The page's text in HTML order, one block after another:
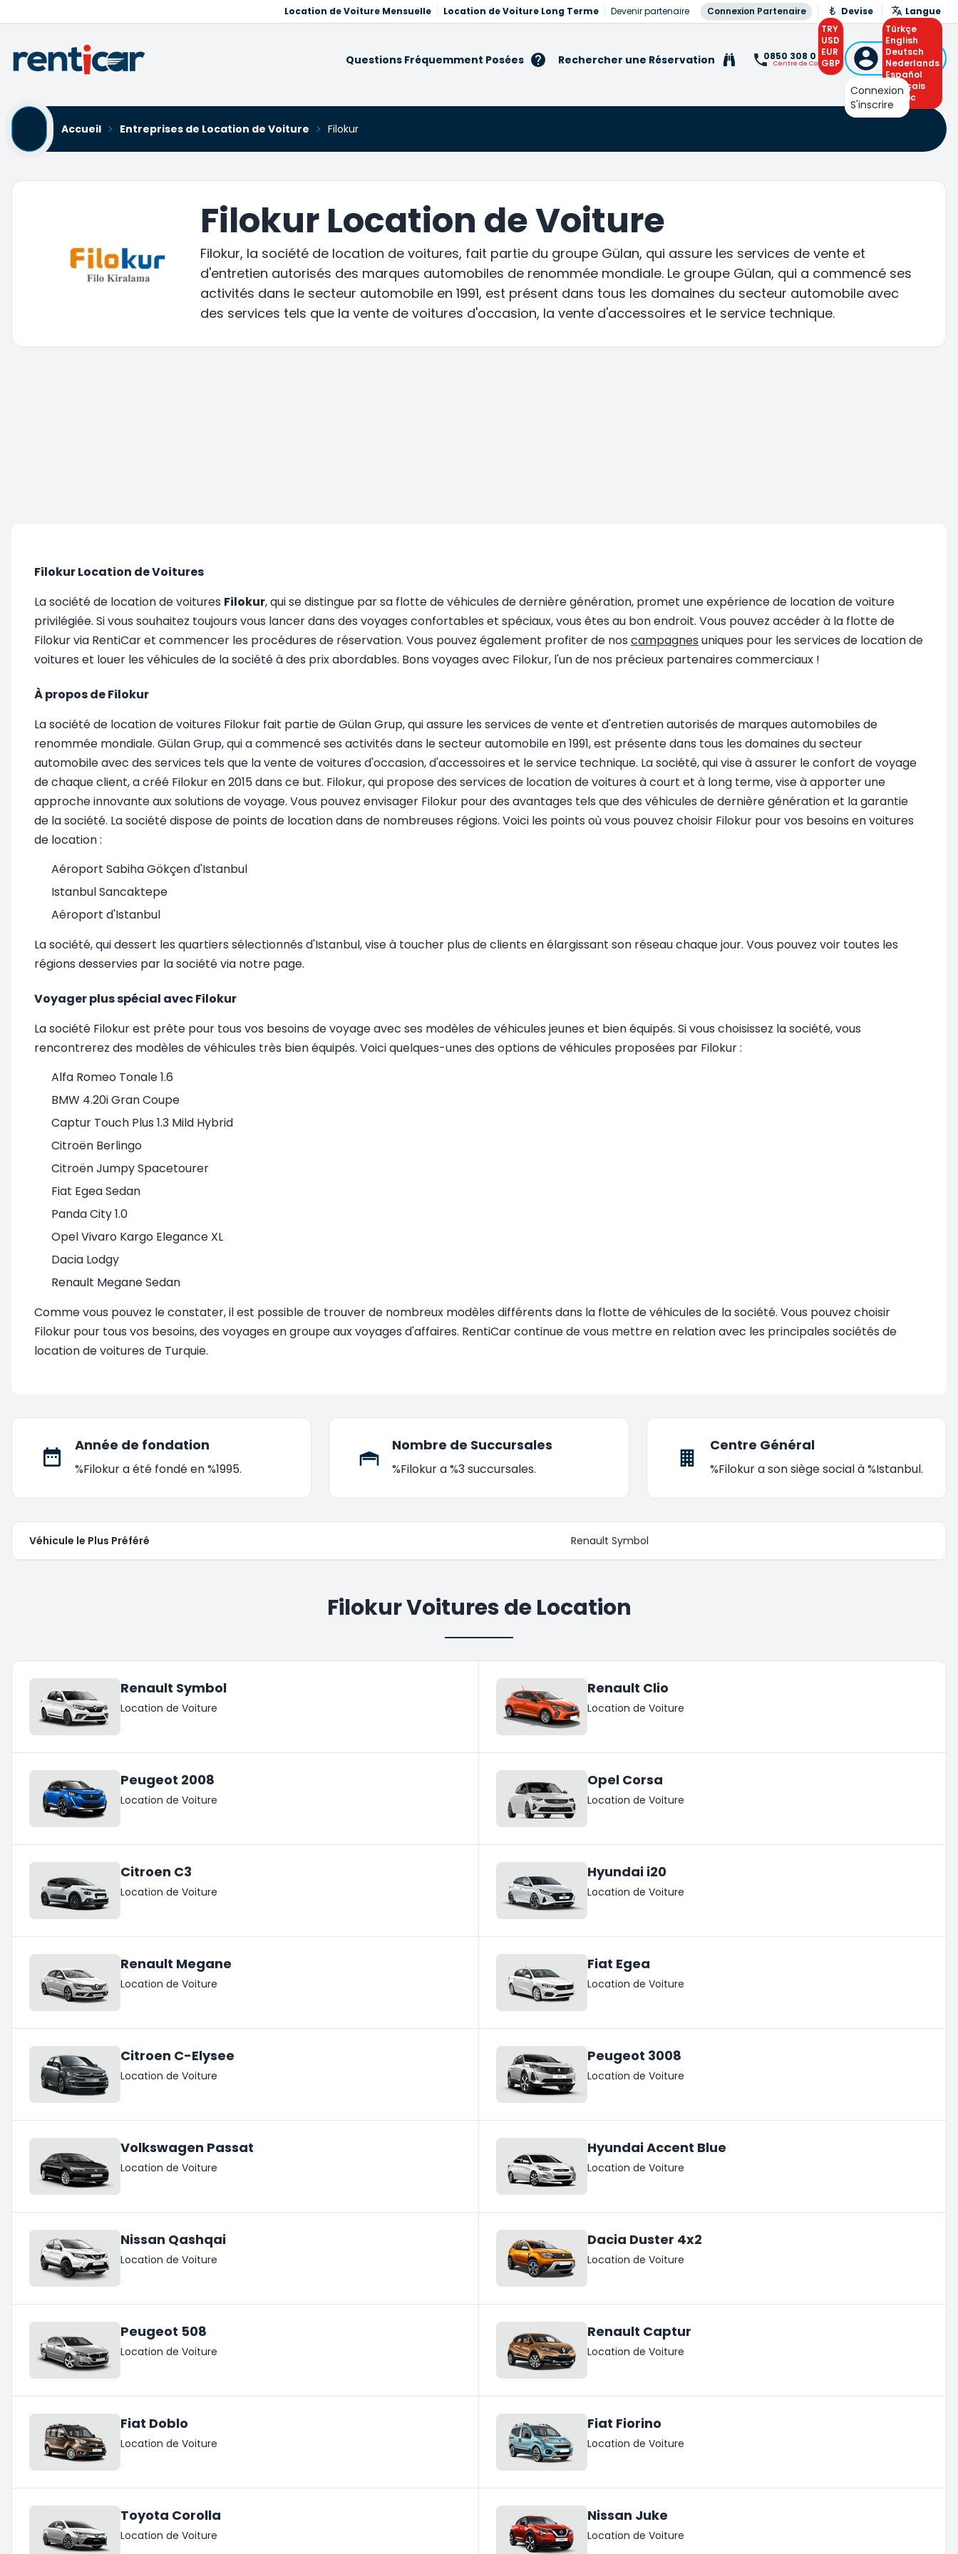
Location de Voiture Mensuelle Location de Voiture Long Terme Devenir partenaire Connexion Partenaire
Devise
TRY
USD
EUR
GBP
Langue
Türkçe
English
Deutsch
Nederlands
Español
Français
Arabic
Questions Fréquemment Posées Rechercher une Réservation 0850 308 0 308
Centre de Contact
Connexion
ou S'inscrire
Connexion
S'inscrire
Accueil
Entreprises de Location de Voiture Filokur
Filokur Location de Voiture
Filokur, la société de location de voitures, fait partie du groupe Gülan, qui assure les services de vente et
d'entretien autorisés des marques automobiles de renommée mondiale. Le groupe Gülan, qui a commencé ses
activités dans le secteur automobile en 1991, est présent dans tous les domaines du secteur automobile avec
des services tels que la vente de voitures d'occasion, la vente d'accessoires et le service technique.
Filokur Location de Voitures
La société de location de voitures Filokur, qui se distingue par sa flotte de véhicules de dernière génération, promet une expérience de location de voiture
privilégiée. Si vous souhaitez toujours vous lancer dans des voyages confortables et spéciaux, vous êtes au bon endroit. Vous pouvez accéder à la flotte de
Filokur via RentiCar et commencer les procédures de réservation. Vous pouvez également profiter de nos campagnes uniques pour les services de location de
voitures et louer les véhicules de la société à des prix abordables. Bons voyages avec Filokur, l'un de nos précieux partenaires commerciaux !
À propos de Filokur
La société de location de voitures Filokur fait partie de Gülan Grup, qui assure les services de vente et d'entretien autorisés de marques automobiles de
renommée mondiale. Gülan Grup, qui a commencé ses activités dans le secteur automobile en 1991, est présente dans tous les domaines du secteur
automobile avec des services tels que la vente de voitures d'occasion, d'accessoires et le service technique. La société, qui vise à assurer le confort de voyage
de chaque client, a créé Filokur en 2015 dans ce but. Filokur, qui propose des services de location de voitures à court et à long terme, vise à apporter une
approche innovante aux solutions de voyage. Vous pouvez envisager Filokur pour des avantages tels que des véhicules de dernière génération et la garantie
de la société. La société dispose de points de location dans de nombreuses régions. Voici les points où vous pouvez choisir Filokur pour vos besoins en voitures
de location :
Aéroport Sabiha Gökçen d'Istanbul
Istanbul Sancaktepe
Aéroport d'Istanbul
La société, qui dessert les quartiers sélectionnés d'Istanbul, vise à toucher plus de clients en élargissant son réseau chaque jour. Vous pouvez voir toutes les
régions desservies par la société via notre page.
Voyager plus spécial avec Filokur
La société Filokur est prête pour tous vos besoins de voyage avec ses modèles de véhicules jeunes et bien équipés. Si vous choisissez la société, vous
rencontrerez des modèles de véhicules très bien équipés. Voici quelques-unes des options de véhicules proposées par Filokur :
Alfa Romeo Tonale 1.6
BMW 4.20i Gran Coupe
Captur Touch Plus 1.3 Mild Hybrid
Citroën Berlingo
Citroën Jumpy Spacetourer
Fiat Egea Sedan
Panda City 1.0
Opel Vivaro Kargo Elegance XL
Dacia Lodgy
Renault Megane Sedan
Comme vous pouvez le constater, il est possible de trouver de nombreux modèles différents dans la flotte de véhicules de la société. Vous pouvez choisir
Filokur pour tous vos besoins, des voyages en groupe aux voyages d'affaires. RentiCar continue de vous mettre en relation avec les principales sociétés de
location de voitures de Turquie.
Année de fondation
%Filokur a été fondé en %1995.
Nombre de Succursales
%Filokur a %3 succursales.
Centre Général
%Filokur a son siège social à %Istanbul.
Véhicule le Plus Préféré Renault Symbol
Filokur Voitures de Location
Renault Symbol
Location de Voiture
Renault Clio
Location de Voiture
Peugeot 2008
Location de Voiture
Opel Corsa
Location de Voiture
Citroen C3
Location de Voiture
Hyundai i20
Location de Voiture
Renault Megane
Location de Voiture
Fiat Egea
Location de Voiture
Citroen C-Elysee
Location de Voiture
Peugeot 3008
Location de Voiture
Volkswagen Passat
Location de Voiture
Hyundai Accent Blue
Location de Voiture
Nissan Qashqai
Location de Voiture
Dacia Duster 4x2
Location de Voiture
Peugeot 508
Location de Voiture
Renault Captur
Location de Voiture
Fiat Doblo
Location de Voiture
Fiat Fiorino
Location de Voiture
Toyota Corolla
Location de Voiture
Nissan Juke
Location de Voiture